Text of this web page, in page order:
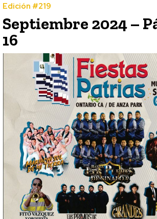
Edición #219
Septiembre 2024 –
16